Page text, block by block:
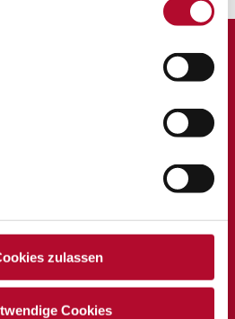
zulassen
Cookies
Bildung